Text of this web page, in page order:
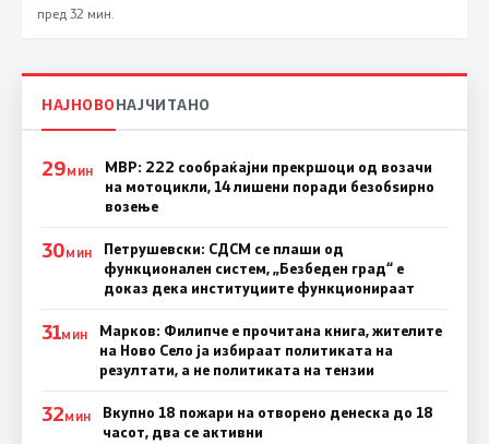
пред 32 мин.
НАЈНОВОНАЈЧИТАНО
29МИН
МВР: 222 сообраќајни прекршоци од возачи
на мотоцикли, 14 лишени поради безобѕирно
возење
30МИН
Петрушевски: СДСМ се плаши од
функционален систем, „Безбеден град“ е
доказ дека институциите функционираат
31МИН
Марков: Филипче е прочитана книга, жителите
на Ново Село ја избираат политиката на
резултати, а не политиката на тензии
32МИН
Вкупно 18 пожари на отворено денеска до 18
часот, два се активни